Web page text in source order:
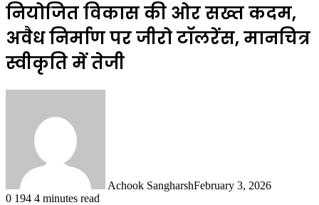
नियोजित विकास की ओर सख्त कदम,
अवैध निर्माण पर जीरो टॉलरेंस, मानचित्र
स्वीकृति में तेजी
Achook SangharshFebruary 3, 2026
0 194 4 minutes read